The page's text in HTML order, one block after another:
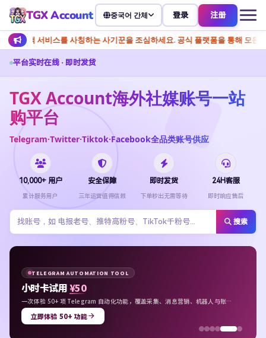
TGX Account 중국어 간체 登录 注册
는 사기꾼을 조심하세요. 공식 플랫폼을 통해 모든 작업을 완료하시기 바랍
平台实时在线 · 即时发货
TGX Account海外社媒账号一站
购平台
Telegram·Twitter·Tiktok·Facebook全品类账号供应
10,000+ 用户
累计服务用户
安全保障
三年运营值得信赖
即时发货
下单秒出无需等待
24H客服
即时响应售后
搜索
TELEGRAM AUTOMATION TOOL
小时卡试用¥50
一次体验 50+ 项 Telegram 自动化功能，覆盖采集、消息营销、机器人与账号
管理。
立即体验 50+ 功能